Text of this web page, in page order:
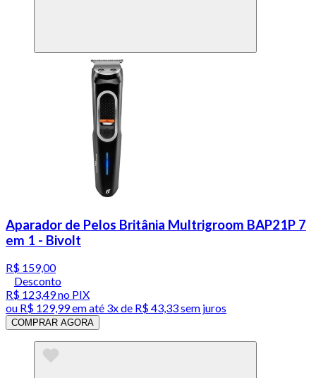
Aparador de Pelos Britânia Multrigroom BAP21P 7
em 1 - Bivolt
R$ 159,00
Desconto
R$ 123,49no PIX
ou R$ 129,99em até 3x de R$ 43,33 sem juros
COMPRAR AGORA